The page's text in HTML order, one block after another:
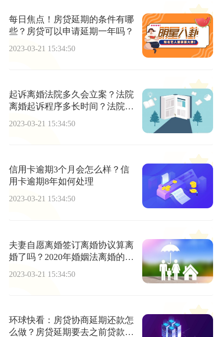
每日焦点！房贷延期的条件有哪
些？房贷可以申请延期一年吗？
2023-03-21 15:34:50
起诉离婚法院多久会立案？法院
离婚起诉程序多长时间？法院离
婚程序是什么？
2023-03-21 15:34:50
信用卡逾期3个月会怎么样？信
用卡逾期8年如何处理
2023-03-21 15:34:50
夫妻自愿离婚签订离婚协议算离
婚了吗？2020年婚姻法离婚的规
2023-03-21 15:34:50
环球快看：房贷协商延期还款怎
么做？房贷延期要去之前贷款的